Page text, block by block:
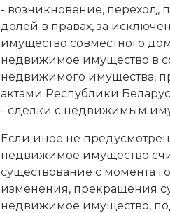
- возникновение, переход,
долей в правах, за
имущество совместного
недвижимое имущество в
недвижимого имущества,
актами Республики
- сделки с недвижимым
Если иное не
недвижимое имущество
существование с момента
изменения, прекращения
недвижимое имущество,